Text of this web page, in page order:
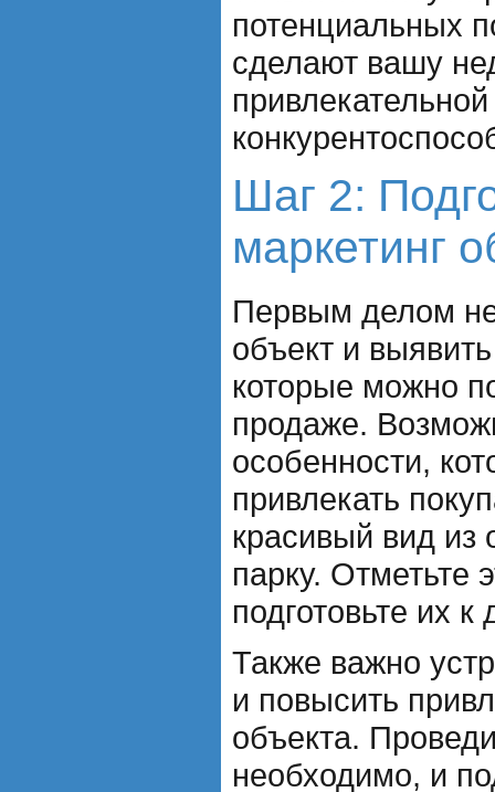
потенциальных
сделают вашу
Шаг 2:
маркетинг
Первым делом
объект и
которые можно
продаже.
особенности,
привлекать
красивый вид из
парку. Отметьте
подготовьте их
Также важно
и повысить
объекта.
необходимо, и